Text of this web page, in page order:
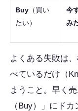
Buy （買い
たい）
今
み
よくある失敗は
べているだけ（
まうこと。早く
（Buy）」にド